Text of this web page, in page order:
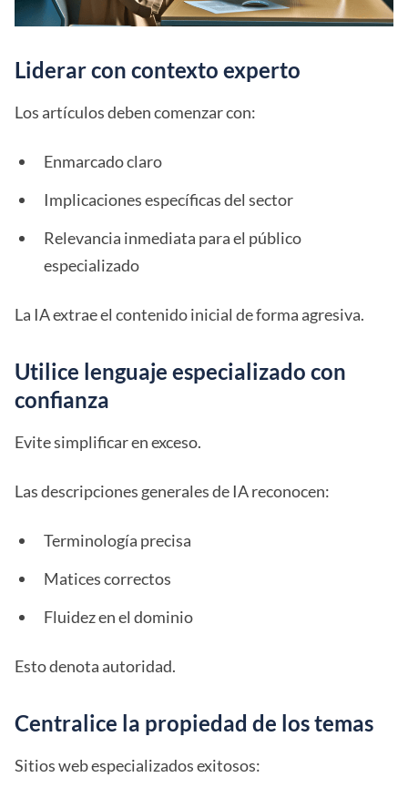
Liderar con contexto experto
Los artículos deben comenzar con:
Enmarcado claro
Implicaciones específicas del sector
Relevancia inmediata para el público
especializado
La IA extrae el contenido inicial de forma agresiva.
Utilice lenguaje especializado con
confianza
Evite simplificar en exceso.
Las descripciones generales de IA reconocen:
Terminología precisa
Matices correctos
Fluidez en el dominio
Esto denota autoridad.
Centralice la propiedad de los temas
Sitios web especializados exitosos: